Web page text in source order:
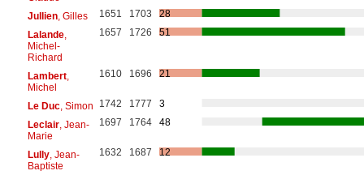
Jullien, Gilles 1651 1703
28
Lalande,
Michel-
Richard
1657 1726 51
Lambert,
Michel
1610 1696 21
Le Duc, Simon 1742 1777
3
Leclair, Jean-
Marie
1697 1764 48
Lully, Jean-
Baptiste
1632 1687 12